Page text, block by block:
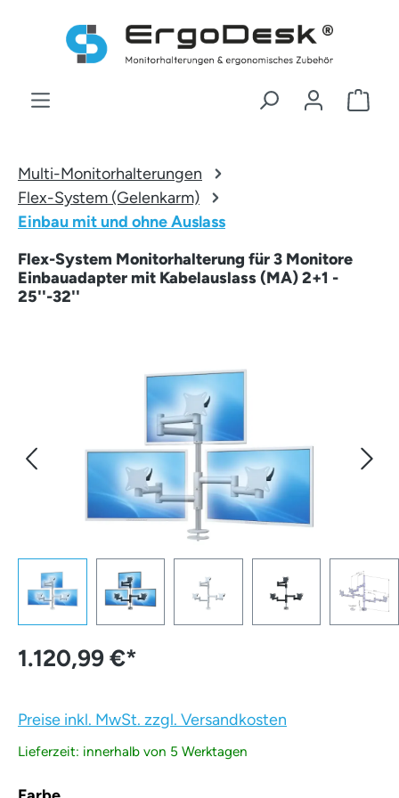
Zum Hauptinhalt springen
Multi-Monitorhalterungen
Flex-System (Gelenkarm)
Einbau mit und ohne Auslass
Flex-System Monitorhalterung für 3 Monitore
Einbauadapter mit Kabelauslass (MA) 2+1 -
25''-32''
Bildergalerie überspringen
1.120,99 €*
Preise inkl. MwSt. zzgl. Versandkosten
Lieferzeit: innerhalb von 5 Werktagen